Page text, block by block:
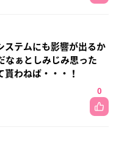
ステムにも影響が出るか
なぁとしみじみ思った
貰わねば・・・！
0